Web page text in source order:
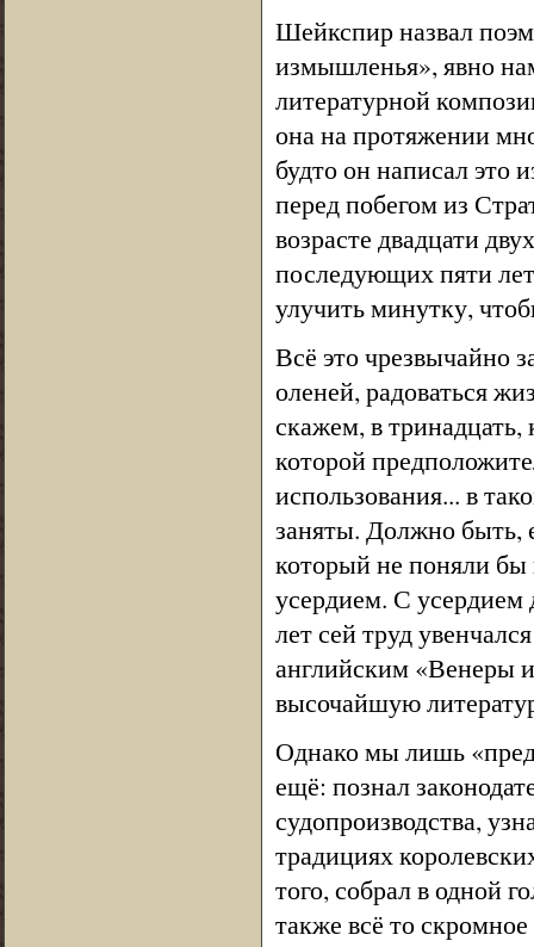
Шейкспир назвал
измышленья», явно
литературной
она на протяжении
будто он написал это
перед побегом из
возрасте двадцати
последующих пяти
улучить минутку,
Всё это чрезвычайно
оленей, радоваться
скажем, в
которой
использования... в
заняты. Должно быть,
который не поняли бы
усердием. С усердием
лет сей труд
английским «Венеры
высочайшую
Однако мы лишь
ещё: познал
судопроизводства,
традициях
того, собрал в одной
также всё то